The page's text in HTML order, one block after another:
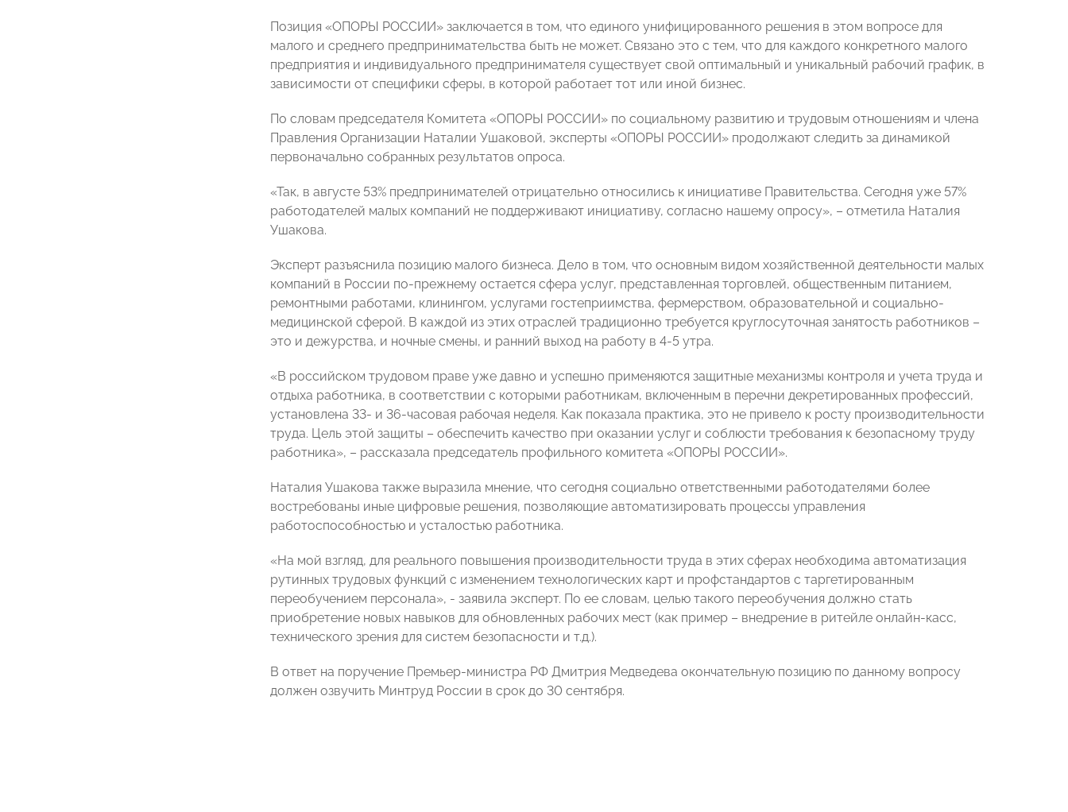
Позиция «ОПОРЫ РОССИИ» заключается в том, что единого унифицированного решения в этом вопросе для
малого и среднего предпринимательства быть не может. Связано это с тем, что для каждого конкретного малого
предприятия и индивидуального предпринимателя существует свой оптимальный и уникальный рабочий график, в
зависимости от специфики сферы, в которой работает тот или иной бизнес.
По словам председателя Комитета «ОПОРЫ РОССИИ» по социальному развитию и трудовым отношениям и члена
Правления Организации Наталии Ушаковой, эксперты «ОПОРЫ РОССИИ» продолжают следить за динамикой
первоначально собранных результатов опроса.
«Так, в августе 53% предпринимателей отрицательно относились к инициативе Правительства. Сегодня уже 57%
работодателей малых компаний не поддерживают инициативу, согласно нашему опросу», – отметила Наталия
Ушакова.
Эксперт разъяснила позицию малого бизнеса. Дело в том, что основным видом хозяйственной деятельности малых
компаний в России по-прежнему остается сфера услуг, представленная торговлей, общественным питанием,
ремонтными работами, клинингом, услугами гостеприимства, фермерством, образовательной и социально-
медицинской сферой. В каждой из этих отраслей традиционно требуется круглосуточная занятость работников –
это и дежурства, и ночные смены, и ранний выход на работу в 4-5 утра.
«В российском трудовом праве уже давно и успешно применяются защитные механизмы контроля и учета труда и
отдыха работника, в соответствии с которыми работникам, включенным в перечни декретированных профессий,
установлена 33- и 36-часовая рабочая неделя. Как показала практика, это не привело к росту производительности
труда. Цель этой защиты – обеспечить качество при оказании услуг и соблюсти требования к безопасному труду
работника», – рассказала председатель профильного комитета «ОПОРЫ РОССИИ».
Наталия Ушакова также выразила мнение, что сегодня социально ответственными работодателями более
востребованы иные цифровые решения, позволяющие автоматизировать процессы управления
работоспособностью и усталостью работника.
«На мой взгляд, для реального повышения производительности труда в этих сферах необходима автоматизация
рутинных трудовых функций с изменением технологических карт и профстандартов с таргетированным
переобучением персонала», - заявила эксперт. По ее словам, целью такого переобучения должно стать
приобретение новых навыков для обновленных рабочих мест (как пример – внедрение в ритейле онлайн-касс,
технического зрения для систем безопасности и т.д.).
В ответ на поручение Премьер-министра РФ Дмитрия Медведева окончательную позицию по данному вопросу
должен озвучить Минтруд России в срок до 30 сентября.